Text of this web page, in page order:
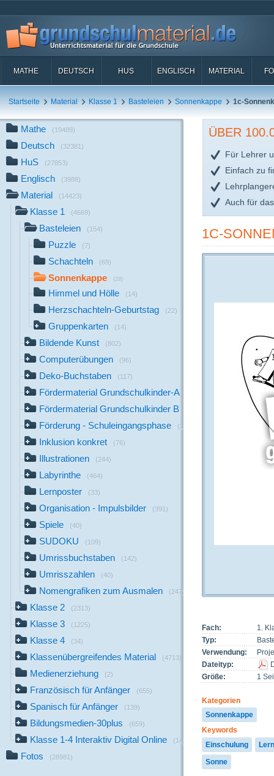
MATHE DEUTSCH HUS ENGLISCH MATERIAL
Startseite Material Klasse 1 Basteleien Sonnenkappe 1c-
Mathe (19489)
Deutsch (32381)
HuS (27853)
Englisch (3988)
Material (14423)
Klasse 1 (4669)
Basteleien (154)
Puzzle (7)
Schachteln (69)
Sonnenkappe (28)
Himmel und Hölle (14)
Herzschachteln-Geburtstag (22)
Gruppenkarten (14)
Bildende Kunst (802)
Computerübungen (96)
Deko-Buchstaben (117)
Fördermaterial Grundschulkinder-A
Fördermaterial Grundschulkinder B
Förderung - Schuleingangsphase (1142)
Inklusion konkret (76)
Illustrationen (244)
Labyrinthe (464)
Lernposter (33)
Organisation - Impulsbilder (391)
Spiele (40)
SUDOKU (109)
Umrissbuchstaben (142)
Umrisszahlen (40)
Nomengrafiken zum Ausmalen (247)
Klasse 2 (2313)
Klasse 3 (1225)
Klasse 4 (34)
Klassenübergreifendes Material (4713)
Medienerziehung (2)
Französisch für Anfänger (655)
Spanisch für Anfänger (139)
Bildungsmedien-30plus (659)
Klasse 1-4 Interaktiv Digital Online (14)
Fotos (28981)
ÜBER
Für Lehrer
Einfach zu
Auch für
1C-
Fach:
1.
Typ:
Verwendung:
Dateityp:
Größe:
1
Kategorien
Sonnenkappe
Keywords
Einschulung
Sonne